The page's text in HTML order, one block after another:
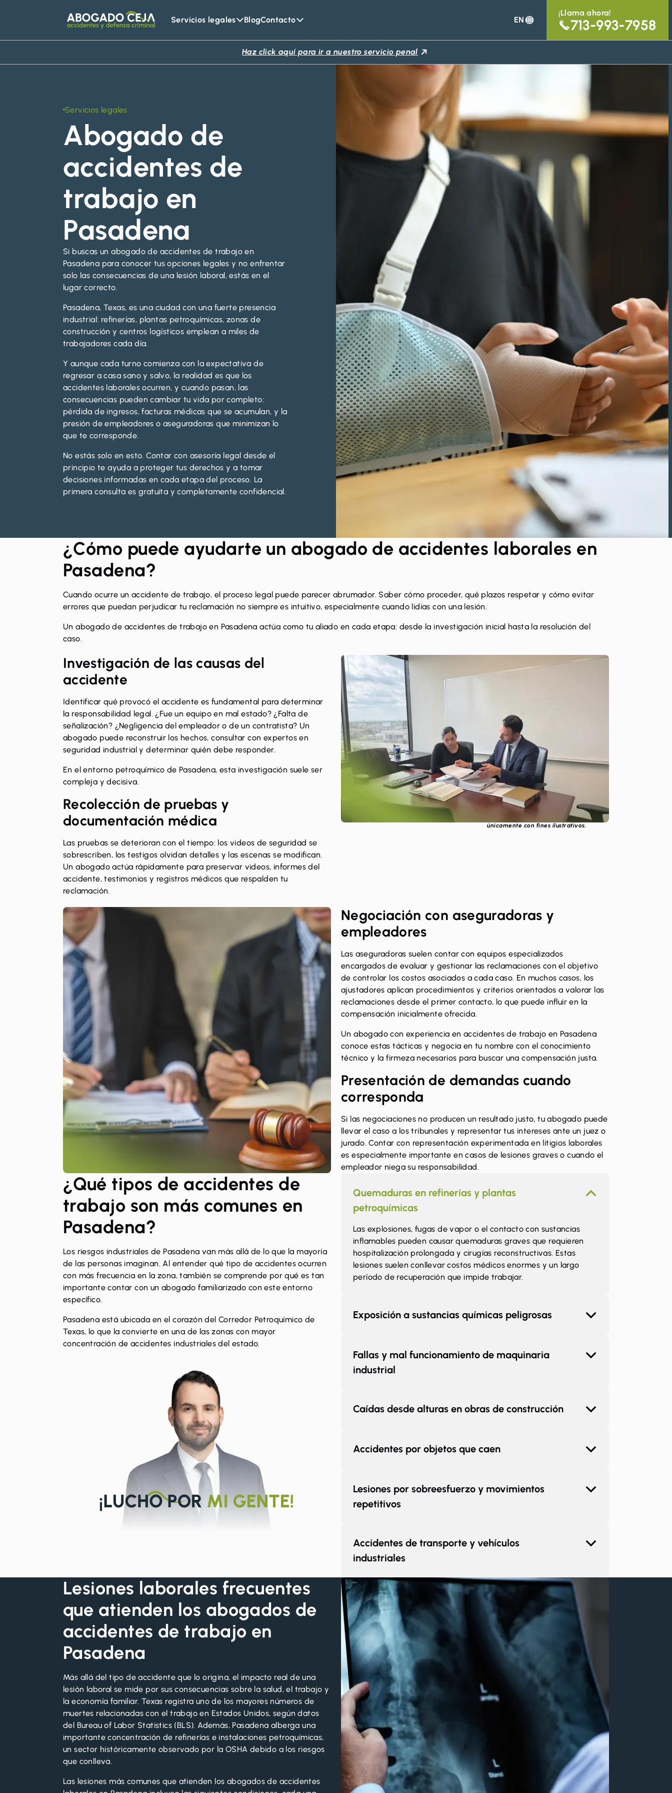
Abogado
Servicios legales BlogContacto EN
¡Llama ahora!
713-993-7958
Haz click aquí para ir a nuestro servicio penal
Servicios legales
Abogado de
accidentes de
trabajo en
Pasadena
Si buscas un abogado de accidentes de trabajo en
Pasadena para conocer tus opciones legales y no enfrentar
solo las consecuencias de una lesión laboral, estás en el
lugar correcto.
Pasadena, Texas, es una ciudad con una fuerte presencia
industrial: refinerías, plantas petroquímicas, zonas de
construcción y centros logísticos emplean a miles de
trabajadores cada día.
Y aunque cada turno comienza con la expectativa de
regresar a casa sano y salvo, la realidad es que los
accidentes laborales ocurren, y cuando pasan, las
consecuencias pueden cambiar tu vida por completo:
pérdida de ingresos, facturas médicas que se acumulan, y la
presión de empleadores o aseguradoras que minimizan lo
que te corresponde.
No estás solo en esto. Contar con asesoría legal desde el
principio te ayuda a proteger tus derechos y a tomar
decisiones informadas en cada etapa del proceso. La
primera consulta es gratuita y completamente confidencial.
¿Cómo puede ayudarte un abogado de accidentes laborales en
Pasadena?
Cuando ocurre un accidente de trabajo, el proceso legal puede parecer abrumador. Saber cómo proceder, qué plazos respetar y cómo evitar
errores que puedan perjudicar tu reclamación no siempre es intuitivo, especialmente cuando lidias con una lesión.
Un abogado de accidentes de trabajo en Pasadena actúa como tu aliado en cada etapa: desde la investigación inicial hasta la resolución del
caso.
Investigación de las causas del
accidente
Identificar qué provocó el accidente es fundamental para determinar
la responsabilidad legal. ¿Fue un equipo en mal estado? ¿Falta de
señalización? ¿Negligencia del empleador o de un contratista? Un
abogado puede reconstruir los hechos, consultar con expertos en
seguridad industrial y determinar quién debe responder.
En el entorno petroquímico de Pasadena, esta investigación suele ser
compleja y decisiva.
Recolección de pruebas y
documentación médica
Las pruebas se deterioran con el tiempo: los videos de seguridad se
sobrescriben, los testigos olvidan detalles y las escenas se modifican.
Un abogado actúa rápidamente para preservar videos, informes del
accidente, testimonios y registros médicos que respalden tu
reclamación.
* Las imágenes pueden incluir personal o recreaciones y se utilizan
únicamente con fines ilustrativos.
Negociación con aseguradoras y
empleadores
Las aseguradoras suelen contar con equipos especializados
encargados de evaluar y gestionar las reclamaciones con el objetivo
de controlar los costos asociados a cada caso. En muchos casos, los
ajustadores aplican procedimientos y criterios orientados a valorar las
reclamaciones desde el primer contacto, lo que puede influir en la
compensación inicialmente ofrecida.
Un abogado con experiencia en accidentes de trabajo en Pasadena
conoce estas tácticas y negocia en tu nombre con el conocimiento
técnico y la firmeza necesarios para buscar una compensación justa.
Presentación de demandas cuando
corresponda
Si las negociaciones no producen un resultado justo, tu abogado puede
llevar el caso a los tribunales y representar tus intereses ante un juez o
jurado. Contar con representación experimentada en litigios laborales
es especialmente importante en casos de lesiones graves o cuando el
empleador niega su responsabilidad.
¿Qué tipos de accidentes de
trabajo son más comunes en
Pasadena?
Los riesgos industriales de Pasadena van más allá de lo que la mayoría
de las personas imaginan. Al entender qué tipo de accidentes ocurren
con más frecuencia en la zona, también se comprende por qué es tan
importante contar con un abogado familiarizado con este entorno
específico.
Pasadena está ubicada en el corazón del Corredor Petroquímico de
Texas, lo que la convierte en una de las zonas con mayor
concentración de accidentes industriales del estado.
Quemaduras en refinerías y plantas
petroquímicas
Las explosiones, fugas de vapor o el contacto con sustancias
inflamables pueden causar quemaduras graves que requieren
hospitalización prolongada y cirugías reconstructivas. Estas
lesiones suelen conllevar costos médicos enormes y un largo
período de recuperación que impide trabajar.
Exposición a sustancias químicas peligrosas
Fallas y mal funcionamiento de maquinaria
industrial
Caídas desde alturas en obras de construcción
Accidentes por objetos que caen
Lesiones por sobreesfuerzo y movimientos
repetitivos
Accidentes de transporte y vehículos
industriales
Lesiones laborales frecuentes
que atienden los abogados de
accidentes de trabajo en
Pasadena
Más allá del tipo de accidente que lo origina, el impacto real de una
lesión laboral se mide por sus consecuencias sobre la salud, el trabajo y
la economía familiar. Texas registra uno de los mayores números de
muertes relacionadas con el trabajo en Estados Unidos, según datos
del Bureau of Labor Statistics (BLS). Además, Pasadena alberga una
importante concentración de refinerías e instalaciones petroquímicas,
un sector históricamente observado por la OSHA debido a los riesgos
que conlleva.
Las lesiones más comunes que atienden los abogados de accidentes